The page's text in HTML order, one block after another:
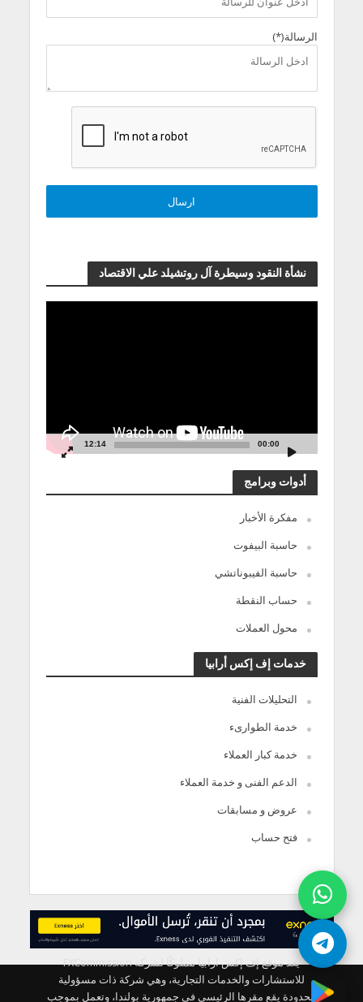
الرسالة(*)
نشأة النقود وسيطرة آل روتشيلد علي الاقتصاد
00:00
12:14
أدوات وبرامج
مفكرة الأخبار
حاسبة البيفوت
حاسبة الفيبوناتشي
حساب النقطة
محول العملات
خدمات إف إكس أرابيا
التحليلات الفنية
خدمة الطوارىء
خدمة كبار العملاء
الدعم الفنى و خدمة العملاء
عروض و مسابقات
فتح حساب
يعد موقع إف إكس ارابيا مملوكًا لشركة FXCommission
للاستشارات والخدمات التجارية، وهي شركة ذات مسؤولية
محدودة يقع مقرها الرئيسي في جمهورية بولندا، وتعمل بموجب